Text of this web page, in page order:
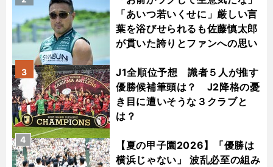
「あいつ若いくせに」厳しい言
葉を浴びせられるも佐藤慎太郎
が貫いた誇りとファンへの思い
J1全順位予想 識者５人が推す
優勝候補筆頭は？ J2降格の憂
き目に遭いそうな３クラブと
は？
3
【夏の甲子園2026】「優勝は
横浜じゃない」 波乱必至の組み
4